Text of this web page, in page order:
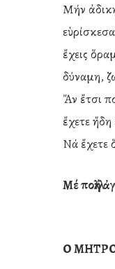
Μήν
ἔχεις
δύναμη,
Ἄν ἔτσι
ἔχετε ἤδη
Νά ἔχετε
Μέ πολλή
Ο